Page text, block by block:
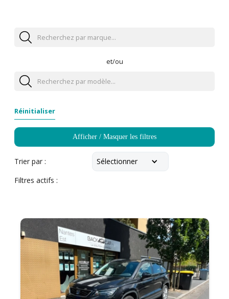
et/ou
Réinitialiser
Afficher / Masquer les filtres
Filtres actifs :
Trier par : Sélectionner